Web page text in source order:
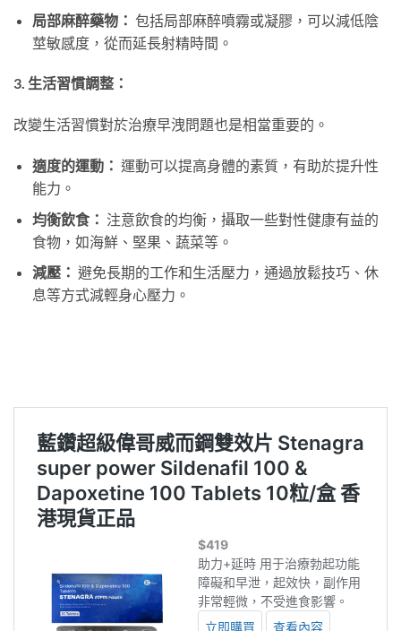
局部麻醉藥物： 包括局部麻醉噴霧或凝膠，可以減低陰
莖敏感度，從而延長射精時間。
3. 生活習慣調整：
改變生活習慣對於治療早洩問題也是相當重要的。
適度的運動： 運動可以提高身體的素質，有助於提升性
能力。
均衡飲食： 注意飲食的均衡，攝取一些對性健康有益的
食物，如海鮮、堅果、蔬菜等。
減壓： 避免長期的工作和生活壓力，通過放鬆技巧、休
息等方式減輕身心壓力。